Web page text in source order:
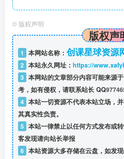
© 版权声明
版权声
1 本网站名称： 创课星球资源
2 本站永久网址： https://
3 本网站的文章部分内容可能来源
考，如有侵权，请联系站长 QQ
4 本站一切资源不代表本站立场，
其真实性负责。
5 本站一律禁止以任何方式发布或
客发现请向站长举报
6 本站资源大多存储在云盘，如发